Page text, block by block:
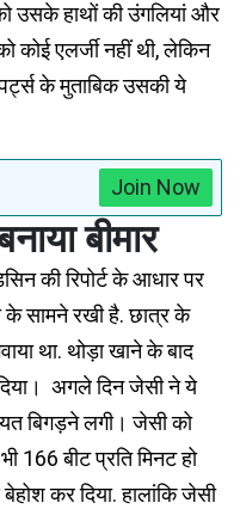
उसके हाथों की उंगलियां और
एलर्जी नहीं थी, लेकिन
के मुताबिक उसकी ये
Join Now
बीमार
की रिपोर्ट के आधार पर
के सामने रखी है. छात्र के
था. थोड़ा खाने के बाद
अगले दिन जेसी ने ये
बिगड़ने लगी। जेसी को
166 बीट प्रति मिनट हो
कर दिया. हालांकि जेसी